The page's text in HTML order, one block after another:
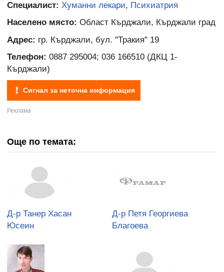
Специалист: Хуманни лекари, Психиатрия
Населено място: Област Кърджали, Кърджали град
Адрес: гр. Кърджали, бул. "Тракия" 19
Телефон: 0887 295004; 036 166510 (ДКЦ 1-
Кърджали)
Сигнал за неточна информация
Още по темата:
Д-р Танер Хасан
Юсеин
Д-р Петя Георгиева
Благоева